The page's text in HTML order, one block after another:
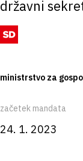
državni
ministrstvo za
začetek mandata
24. 1. 2023